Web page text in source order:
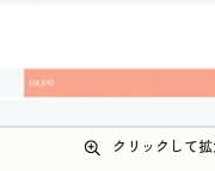
クリックして